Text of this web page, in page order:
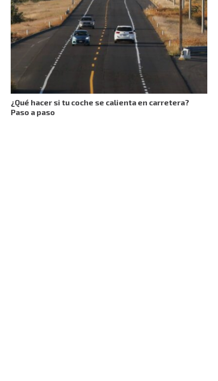
¿Qué hacer si tu coche se calienta en carretera?
Paso a paso